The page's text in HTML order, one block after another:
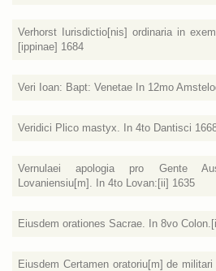
Verhorst Iurisdictio[nis] ordinaria in
[ippinae] 1684
Veri Ioan: Bapt: Venetae In 12mo
Veridici Plico mastyx. In 4to Dantisci
Vernulaei apologia pro Gente
Lovaniensiu[m]. In 4to Lovan:[ii] 1635
Eiusdem orationes Sacrae. In 8vo
Eiusdem Certamen oratoriu[m] de